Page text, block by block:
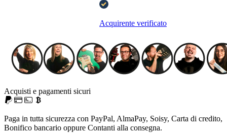
Acquirente verificato
Acquisti e pagamenti sicuri
Paga in tutta sicurezza con PayPal, AlmaPay, Soisy, Carta di credito,
Bonifico bancario oppure Contanti alla consegna.